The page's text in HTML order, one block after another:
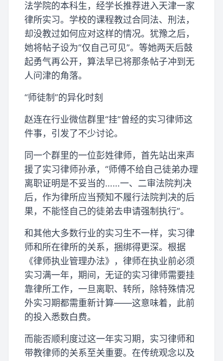
法学院的本科生，经学长推荐进入天津一家
律所实习。学校的课程教过合同法、刑法，
却没教过如何应对这样的情况。犹豫之后，
她将帖子设为“仅自己可见”。等她两天后鼓
起勇气再公开，算法早已将那条帖子冲到无
人问津的角落。
“师徒制”的异化时刻
赵连在行业微信群里“挂”曾经的实习律师这
件事，引发了不少讨论。
同一个群里的一位彭姓律师，首先站出来声
援了实习律师孙承，“师傅不给自己徒弟办理
离职证明是不妥当的……一、二审法院判决
后，作为律所应当预知不履行法院判决的后
果，不能怪自己的徒弟去申请强制执行”。
和其他大多数行业的实习生不一样，实习律
师和所在律所的关系，捆绑得更深。根据
《律师执业管理办法》，律师在执业前必须
实习满一年，期间，无证的实习律师需要挂
靠律所工作，一旦离职、转所，除特殊情况
外实习期都需重新计算——这意味着，此前
的投入悉数白费。
而能否顺利度过这一年实习期，实习律师和
带教律师的关系至关重要。在传统观念以及